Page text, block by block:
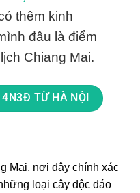
thêm kinh
đâu là điểm
Chiang Mai.
TỪ HÀ NỘI
Mai, nơi đây chính xác
loại cây độc đáo